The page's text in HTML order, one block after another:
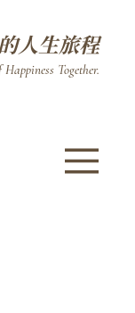
人生旅程
Together.​